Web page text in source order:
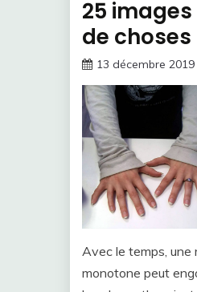
25
de
13 décembre 2019
Avec le temps, une
monotone peut